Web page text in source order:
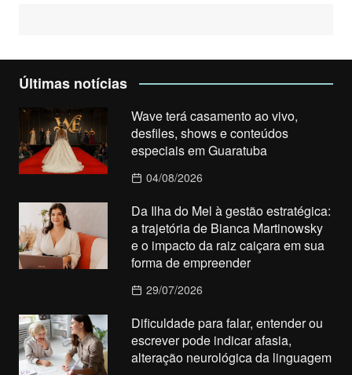
Últimas notícias
Wave terá casamento ao vivo,
desfiles, shows e conteúdos
especiais em Guaratuba
04/08/2026
Da Ilha do Mel à gestão estratégica:
a trajetória de Bianca Martinowsky
e o impacto da raiz caiçara em sua
forma de empreender
29/07/2026
Dificuldade para falar, entender ou
escrever pode indicar afasia,
alteração neurológica da linguagem